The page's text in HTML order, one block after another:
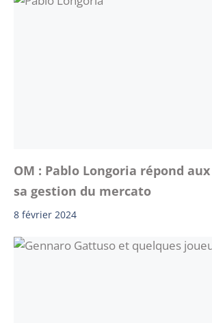
OM : Pablo Longoria répond
sa gestion du mercato
8 février 2024